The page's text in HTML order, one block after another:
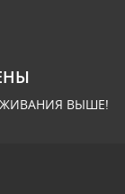
ВЫШЕ!